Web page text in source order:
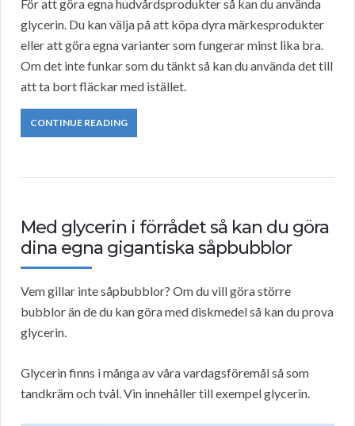
För att göra egna hudvårdsprodukter så kan du använda
glycerin. Du kan välja på att köpa dyra märkesprodukter
eller att göra egna varianter som fungerar minst lika bra.
Om det inte funkar som du tänkt så kan du använda det till
att ta bort fläckar med istället.
CONTINUE READING
Med glycerin i förrådet så kan du göra
dina egna gigantiska såpbubblor
Vem gillar inte såpbubblor? Om du vill göra större
bubblor än de du kan göra med diskmedel så kan du prova
glycerin.
Glycerin finns i många av våra vardagsföremål så som
tandkräm och tvål. Vin innehåller till exempel glycerin.